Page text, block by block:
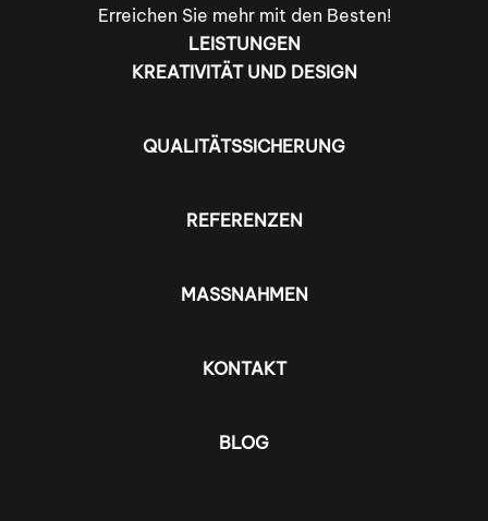
Erreichen Sie mehr mit den Besten!
LEISTUNGEN
KREATIVITÄT UND DESIGN
QUALITÄTSSICHERUNG
REFERENZEN
MASSNAHMEN
KONTAKT
BLOG